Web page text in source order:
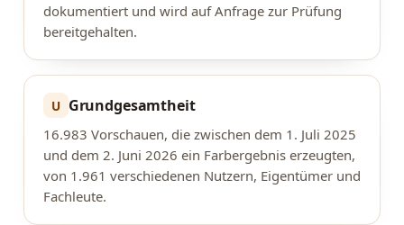
dokumentiert und wird auf Anfrage zur Prüfung
bereitgehalten.
U Grundgesamtheit
16.983 Vorschauen, die zwischen dem 1. Juli 2025
und dem 2. Juni 2026 ein Farbergebnis erzeugten,
von 1.961 verschiedenen Nutzern, Eigentümer und
Fachleute.